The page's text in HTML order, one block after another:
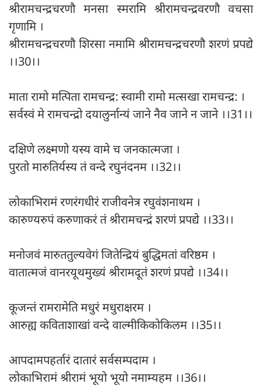
श्रीरामचन्द्रचरणौ मनसा स्मरामि श्रीरामचन्द्रवरणौ वचसा
गृणामि ।
श्रीरामचन्द्रचरणौ शिरसा नमामि श्रीरामचन्द्रचरणौ शरणं प्रपद्ये
।।30।।
माता रामो मत्पिता रामचन्द्र: स्वामी रामो मत्सखा रामचन्द्र: ।
सर्वस्वं मे रामचन्द्रो दयालुर्नान्यं जाने नैव जाने न जाने ।।31।।
दक्षिणे लक्ष्मणो यस्य वामे च जनकात्मजा ।
पुरतो मारुतिर्यस्य तं वन्दे रघुनंदनम ।।32।।
लोकाभिरामं रणरंगधीरं राजीवनेत्र रघुवंशनाथम ।
कारुण्यरुपं करुणाकरं तं श्रीरामचन्द्रं शरणं प्रपद्ये ।।33।।
मनोजवं मारुततुल्यवेगं जितेन्द्रियं बुद्धिमतां वरिष्ठम ।
वातात्मजं वानरयूथमुख्यं श्रीरामदूतं शरणं प्रपद्ये ।।34।।
कूजन्तं रामरामेति मधुरं मधुराक्षरम ।
आरुह्य कविताशाखां वन्दे वाल्मीकिकोकिलम ।।35।।
आपदामपहर्तारं दातारं सर्वसम्पदाम ।
लोकाभिरामं श्रीरामं भूयो भूयो नमाम्यहम ।।36।।